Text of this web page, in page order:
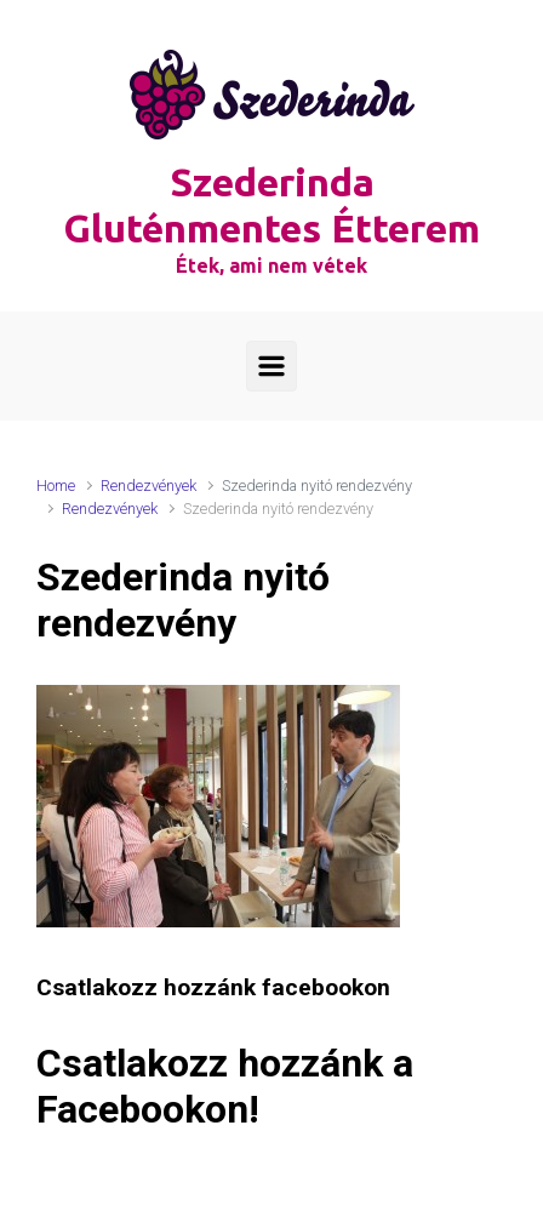
Szederinda
Gluténmentes Étterem
Étek, ami nem vétek
Home Rendezvények
Szederinda nyitó rendezvény
Rendezvények
Szederinda nyitó rendezvény
Szederinda nyitó
rendezvény
Csatlakozz hozzánk facebookon
Csatlakozz hozzánk a
Facebookon!